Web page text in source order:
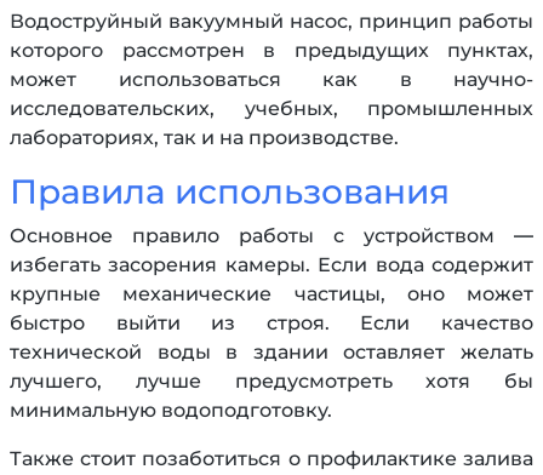
Водоструйный вакуумный насос, принцип работы
которого рассмотрен в предыдущих пунктах,
может использоваться как в научно-
исследовательских, учебных, промышленных
лабораториях, так и на производстве.
Правила использования
Основное правило работы с устройством —
избегать засорения камеры. Если вода содержит
крупные механические частицы, оно может
быстро выйти из строя. Если качество
технической воды в здании оставляет желать
лучшего, лучше предусмотреть хотя бы
минимальную водоподготовку.
Также стоит позаботиться о профилактике залива